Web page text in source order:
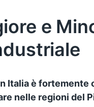
e
Italia è fortemente
nelle regioni del